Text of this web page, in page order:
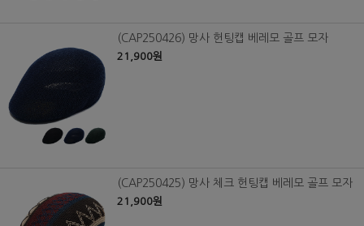
(CAP250426) 망사 헌팅캡 베레모 골프 모자
21,900원
(CAP250425) 망사 체크 헌팅캡 베레모 골프 모자
21,900원